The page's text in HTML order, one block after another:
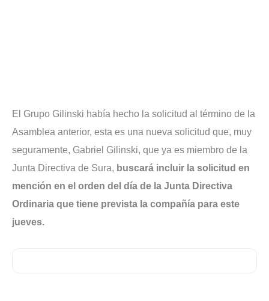
El Grupo Gilinski había hecho la solicitud al término de la
Asamblea anterior, esta es una nueva solicitud que, muy
seguramente, Gabriel Gilinski, que ya es miembro de la
Junta Directiva de Sura, buscará incluir la solicitud en
mención en el orden del día de la Junta Directiva
Ordinaria que tiene prevista la compañía para este
jueves.